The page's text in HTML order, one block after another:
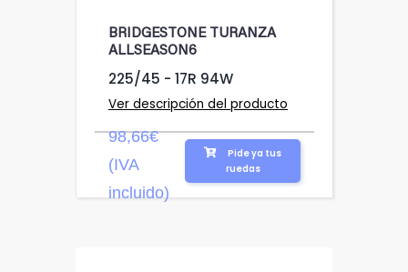
BRIDGESTONE TURANZA
ALLSEASON6
225/45 - 17R 94W
Ver descripción del producto
98,66€
(IVA
incluido)
Pide ya tus
ruedas